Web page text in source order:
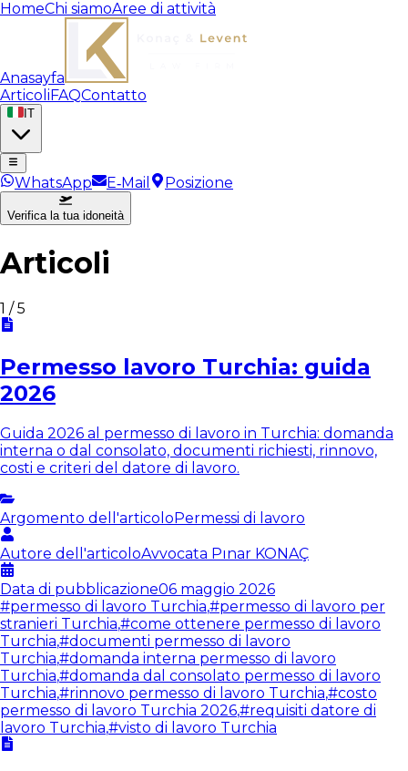
HomeChi siamoAree di attività
Anasayfa
ArticoliFAQContatto
IT
WhatsApp E‑Mail Posizione
Verifica la tua idoneità
Articoli
1 /5
Permesso lavoro Turchia: guida
2026
Guida 2026 al permesso di lavoro in Turchia: domanda
interna o dal consolato, documenti richiesti, rinnovo,
costi e criteri del datore di lavoro.
Argomento dell'articoloPermessi di lavoro
Autore dell'articoloAvvocata Pınar KONAÇ
Data di pubblicazione06 maggio 2026
#permesso di lavoro Turchia,#permesso di lavoro per
stranieri Turchia,#come ottenere permesso di lavoro
Turchia,#documenti permesso di lavoro
Turchia,#domanda interna permesso di lavoro
Turchia,#domanda dal consolato permesso di lavoro
Turchia,#rinnovo permesso di lavoro Turchia,#costo
permesso di lavoro Turchia 2026,#requisiti datore di
lavoro Turchia,#visto di lavoro Turchia